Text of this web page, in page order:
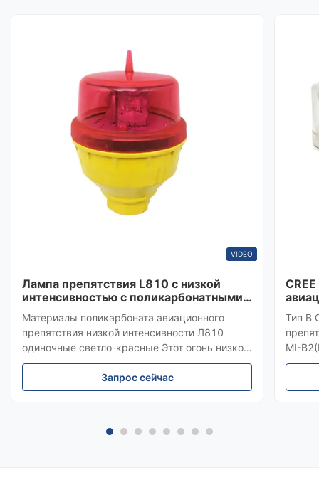
VIDEO
Лампа препятствия L810 с низкой
интенсивностью с поликарбонатными
материалами и соответствие
приложению 14 ИКАО
Материалы поликарбоната авиационного
препятствия низкой интенсивности Л810
одиночные светло-красные Этот огонь низкой
интенсивности представляет собой
авиационный заградительный огонь
постоянного горения, предназначенный для
Запрос сейчас
Тип B
MI-
цвет